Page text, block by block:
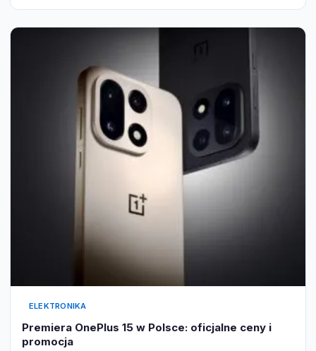
ELEKTRONIKA
Premiera OnePlus 15 w Polsce: oficjalne ceny i
promocja